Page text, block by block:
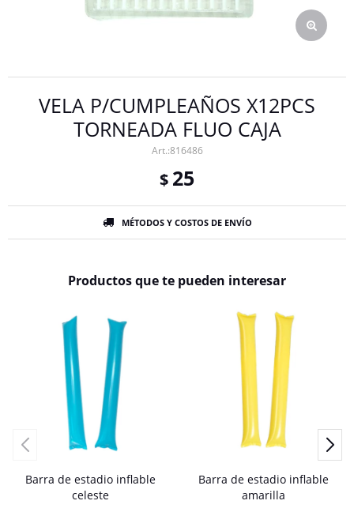
VELA P/CUMPLEAÑOS X12PCS
TORNEADA FLUO CAJA
816486
$ 25
MÉTODOS Y COSTOS DE ENVÍO
Productos que te pueden interesar
Barra de estadio inflable
celeste
Barra de estadio inflable
amarilla